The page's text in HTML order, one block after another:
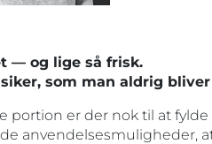
— og lige så frisk.
som man aldrig
portion er der nok til at
anvendelsesmuligheder,